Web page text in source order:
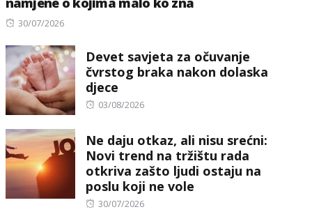
Posted
30/07/2026
Devet savjeta za očuvanje
čvrstog braka nakon dolaska
djece
Posted
03/08/2026
Ne daju otkaz, ali nisu srećni:
Novi trend na tržištu rada
otkriva zašto ljudi ostaju na
poslu koji ne vole
Posted
30/07/2026